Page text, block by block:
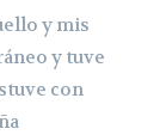
y mis
y tuve
con